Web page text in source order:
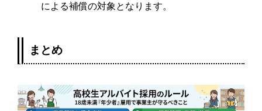
による補償の対象となります。
まとめ